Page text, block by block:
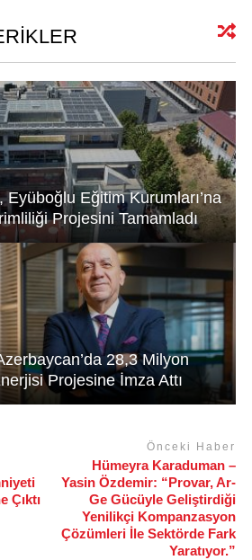
b
o
o
k
Eğitim Kurumları’na
Projesini Tamamladı
28,3 Milyon
Projesine İmza Attı
Çıktı
Önceki Haber
Hümeyra Karaduman –
Yasin Özdemir: “Provar, Ar-
Ge Gücüyle Geliştirdiği
Yenilikçi Kompanzasyon
Çözümleri İle Sektörde Fark
Yaratıyor.”